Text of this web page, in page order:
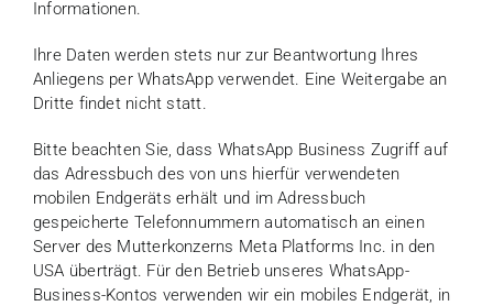
Informationen.
Ihre Daten werden stets nur zur Beantwortung Ihres
Anliegens per WhatsApp verwendet. Eine Weitergabe an
Dritte findet nicht statt.
Bitte beachten Sie, dass WhatsApp Business Zugriff auf
das Adressbuch des von uns hierfür verwendeten
mobilen Endgeräts erhält und im Adressbuch
gespeicherte Telefonnummern automatisch an einen
Server des Mutterkonzerns Meta Platforms Inc. in den
USA überträgt. Für den Betrieb unseres WhatsApp-
Business-Kontos verwenden wir ein mobiles Endgerät, in